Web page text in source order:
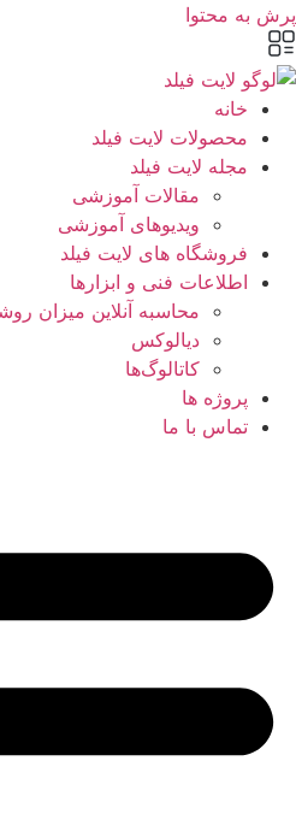
پرش به محتوا
خانه
محصولات لایت فیلد
مجله لایت فیلد
مقالات آموزشی
ویدیوهای آموزشی
فروشگاه های لایت فیلد
اطلاعات فنی و ابزارها
محاسبه آنلاین میزان
دیالوکس
کاتالوگ‌ها
پروژه ها
تماس با ما